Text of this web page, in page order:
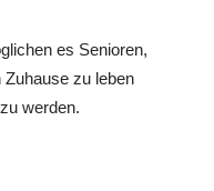
es Senioren,
zu leben
werden.